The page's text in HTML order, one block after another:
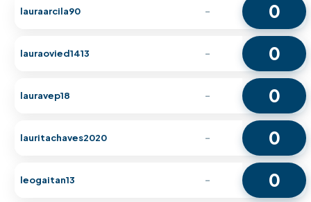
lauraarcila90 - 0
lauraovied1413 - 0
lauravep18 - 0
lauritachaves2020 - 0
leogaitan13 - 0